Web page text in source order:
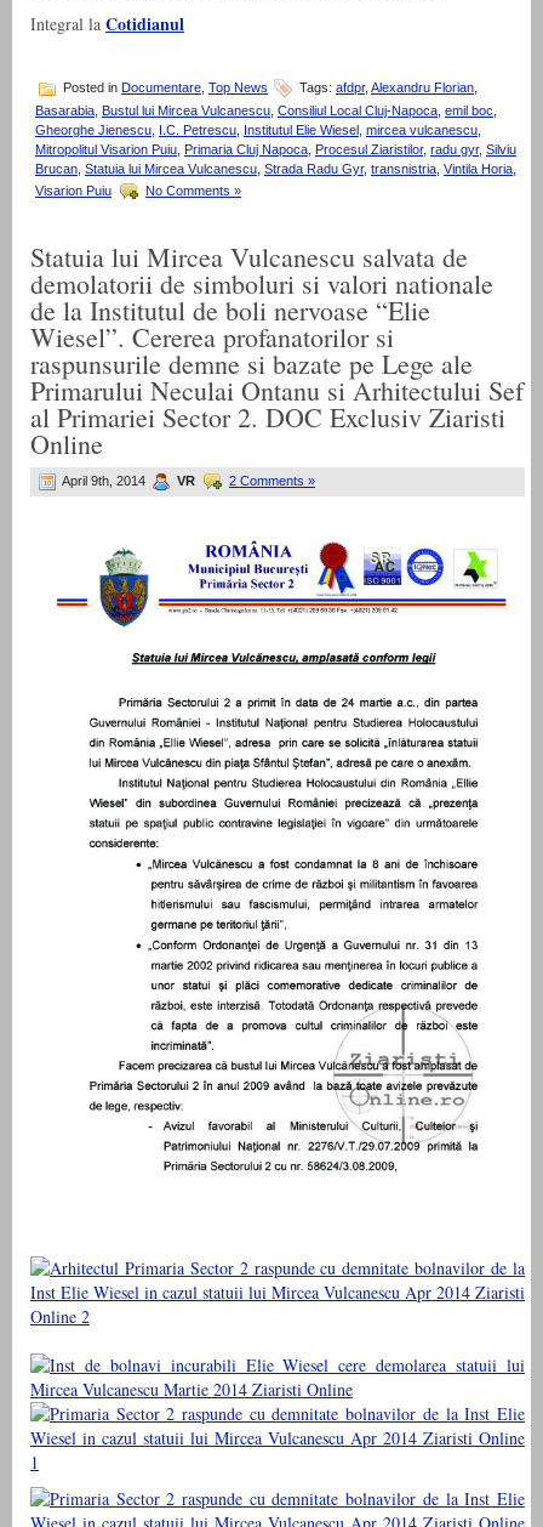
Integral la Cotidianul
Posted in Documentare Top News Tags: afdpr, Alexandru Florian
Basarabia Bustul lui Mircea Vulcanescu Consiliul Local Cluj-Napoca emil boc
Gheorghe Jienescu I.C. Petrescu Institutul Elie Wiesel mircea vulcanescu
Mitropolitul Visarion Puiu Primaria Cluj Napoca Procesul Ziaristilor, radu gyr, Silviu
Brucan Statuia lui Mircea Vulcanescu Strada Radu Gyr, transnistria Vintila Horia
Visarion Puiu
No Comments »
Statuia lui Mircea Vulcanescu salvata de
demolatorii de simboluri si valori nationale
de la Institutul de boli nervoase “Elie
Wiesel”. Cererea profanatorilor si
raspunsurile demne si bazate pe Lege ale
Primarului Neculai Ontanu si Arhitectului Sef
al Primariei Sector 2. DOC Exclusiv Ziaristi
Online
April 9th, 2014 VR 2 Comments »